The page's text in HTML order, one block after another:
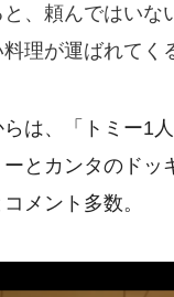
、頼んではい
理が運ばれてく
は、「トミー1
ーとカンタのド
メント多数。